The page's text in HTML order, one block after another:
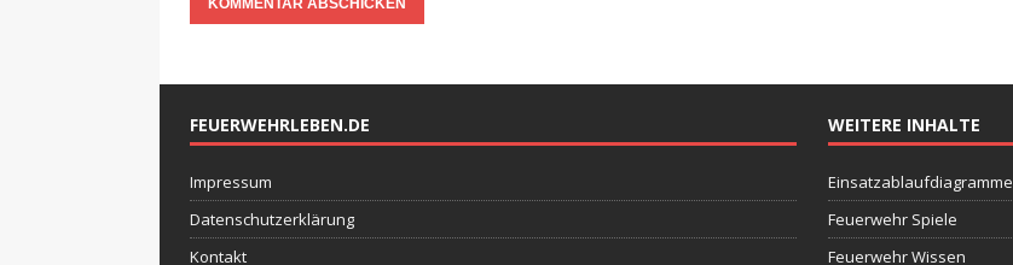
FEUERWEHRLEBEN.DE
Impressum
Datenschutzerklärung
Kontakt
WEITERE INHALTE
Einsatzablaufdiagramme
Feuerwehr Spiele
Feuerwehr Wissen